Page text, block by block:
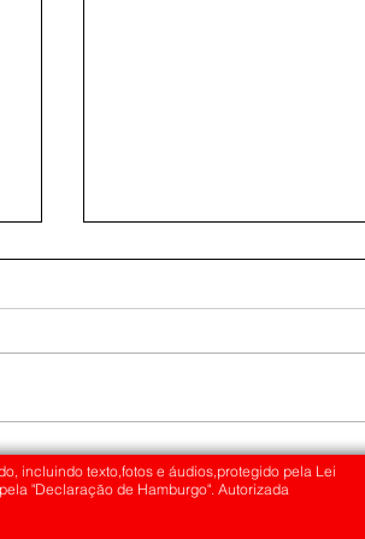
Secretaria Municipal de Saúde
reforça orientações para prevenir
acidentes com escorpiões em Jales
incluindo texto,fotos e áudios,protegido pela Lei
"Declaração de Hamburgo". Autorizada